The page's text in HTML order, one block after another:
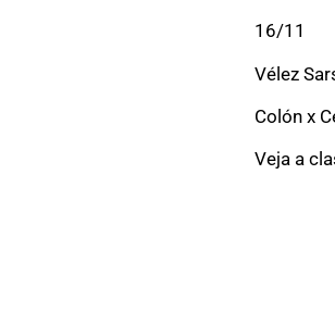
16/11
Vélez
Colón x
Veja a